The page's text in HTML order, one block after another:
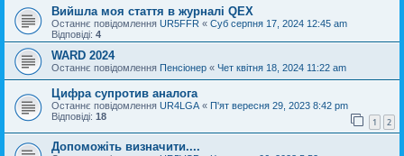
Вийшла моя стаття в журналі QEX
Останнє повідомлення UR5FFR « Суб серпня 17, 2024 12:45 am
Відповіді: 4
WARD 2024
Останнє повідомлення Пенсіонер « Чет квітня 18, 2024 11:22 am
Цифра супротив аналога
Останнє повідомлення UR4LGA « П'ят вересня 29, 2023 8:42 pm
Відповіді: 18 1 2
Допоможіть визначити....